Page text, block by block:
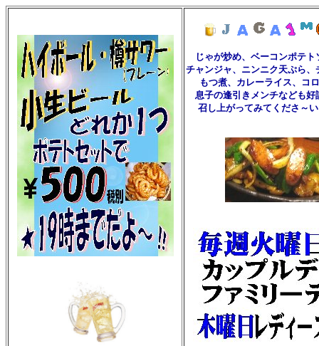
じゃが炒め、ベーコンポテト
チャンジャ、ニンニク天ぷら、
もつ煮、カレーライス、コ
息子の逢引きメンチなども好
召し上がってみてくださ～